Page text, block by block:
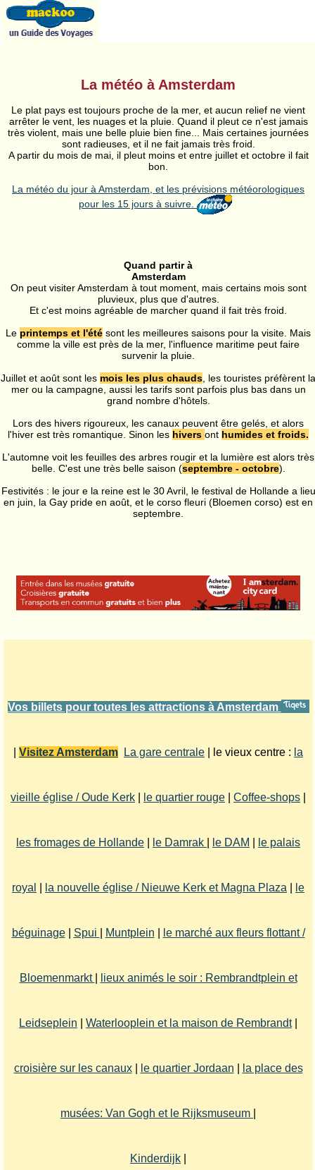
La météo à Amsterdam
Le plat pays est toujours proche de la mer, et aucun relief ne vient
arrêter le vent, les nuages et la pluie. Quand il pleut ce n'est jamais
très violent, mais une belle pluie bien fine... Mais certaines journées
sont radieuses, et il ne fait jamais très froid.
A partir du mois de mai, il pleut moins et entre juillet et octobre il fait
bon.
La météo du jour à Amsterdam, et les prévisions météorologiques
pour les 15 jours à suivre.
Quand partir à
Amsterdam
On peut visiter Amsterdam à tout moment, mais certains mois sont
pluvieux, plus que d'autres.
Et c'est moins agréable de marcher quand il fait très froid.
Le printemps et l'été sont les meilleures saisons pour la visite. Mais
comme la ville est près de la mer, l'influence maritime peut faire
survenir la pluie.
Juillet et août sont les mois les plus chauds , les touristes préfèrent la
mer ou la campagne, aussi les tarifs sont parfois plus bas dans un
grand nombre d'hôtels.
Lors des hivers rigoureux, les canaux peuvent être gelés, et alors
l'hiver est très romantique. Sinon les hivers ont humides et froids.
L'automne voit les feuilles des arbres rougir et la lumière est alors très
belle. C'est une très belle saison (septembre - octobre).
Festivités : le jour e la reine est le 30 Avril, le festival de Hollande a lieu
en juin, la Gay pride en août, et le corso fleuri (Bloemen corso) est en
septembre.
Vos billets pour toutes les attractions à Amsterdam
Visitez Amsterdam La gare centrale | le vieux centre : la
vieille église / Oude Kerk le quartier rouge Coffee-shops
les fromages de Hollande le Damrak le DAM le palais
royal la nouvelle église / Nieuwe Kerk et Magna Plaza le
béguinage| Spui Muntplein le marché aux fleurs flottant /
Bloemenmarkt lieux animés le soir : Rembrandtplein et
Leidseplein Waterlooplein et la maison de Rembrandt|
croisière sur les canaux| le quartier Jordaan la place des
musées: Van Gogh et le Rijksmuseum
Kinderdijk